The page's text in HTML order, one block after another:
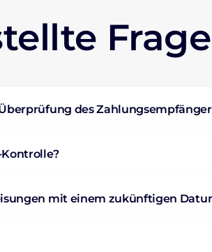
des
mit einem zukünftigen